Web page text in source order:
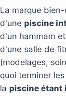
La marque
d'une piscine
d'un hammam
d'une salle de
(modelages,
quoi terminer
la piscine étant